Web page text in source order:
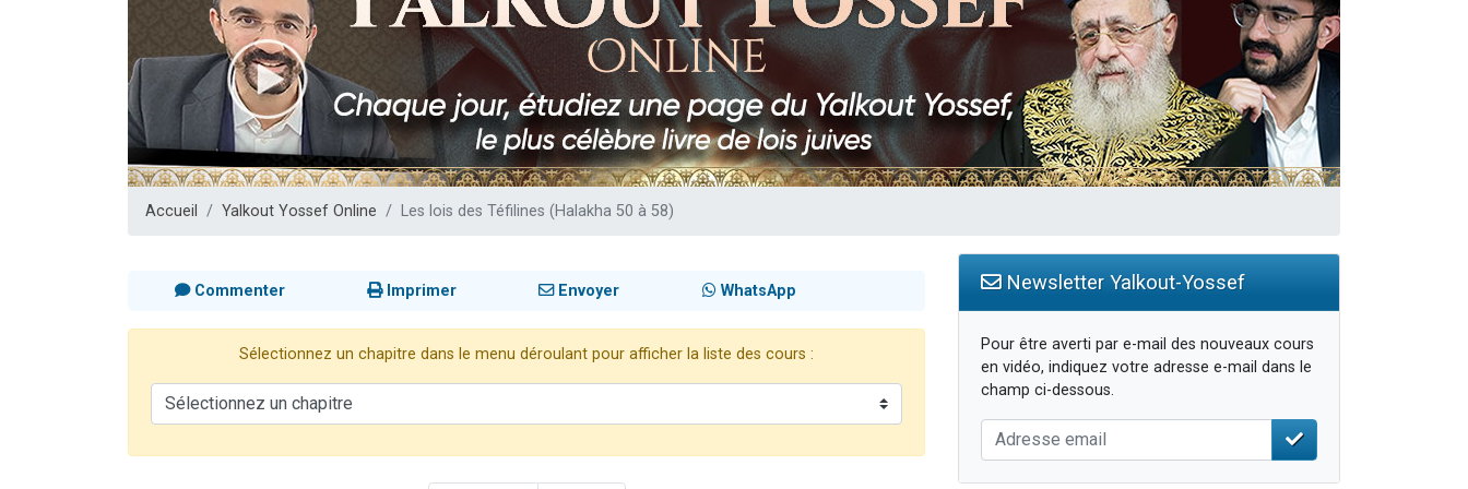
Nouvelle émission radio : Visions de grandeur n°104 : Le Chabbath et le Birkat Hamazone à travers le temps
61 personnes viennent de demander une bénédiction
Ariel vient de donner son Maasser
Il reste 49 places pour étudier en groupe sur Zoom
Eva vient de donner son Maasser
Accueil Yalkout Yossef Online Les lois des Téfilines (Halakha 50 à 58)
Commenter Imprimer Envoyer WhatsApp
Sélectionnez un chapitre dans le menu déroulant pour afficher la liste des cours :
Newsletter Yalkout-Yossef
Pour être averti par e-mail des nouveaux cours
en vidéo, indiquez votre adresse e-mail dans le
champ ci-dessous.